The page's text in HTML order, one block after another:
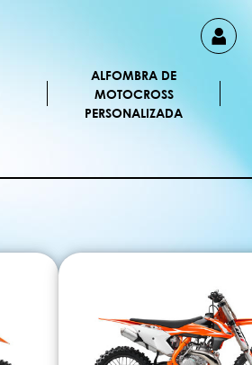
ALFOMBRA DE
MOTOCROSS
PERSONALIZADA